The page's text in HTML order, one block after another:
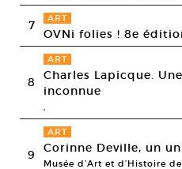
7 ART
OVNi folies ! 8e
8
ART
Charles Lapicque.
inconnue
,
9
ART
Corinne Deville, un
Musée d’Art et d’Histoire